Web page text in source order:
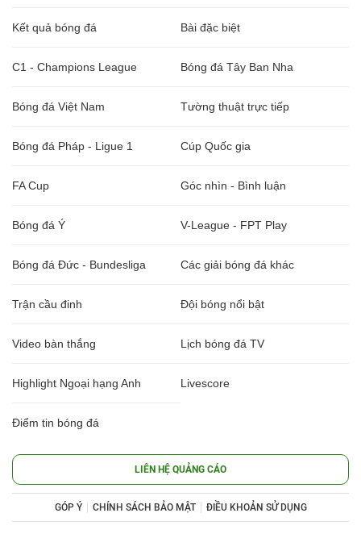
Kết quả bóng đá Bài đặc biệt
C1 - Champions League Bóng đá Tây Ban Nha
Bóng đá Việt Nam Tường thuật trực tiếp
Bóng đá Pháp - Ligue 1 Cúp Quốc gia
FA Cup Góc nhìn - Bình luận
Bóng đá Ý V-League - FPT Play
Bóng đá Đức - Bundesliga Các giải bóng đá khác
Trận cầu đinh Đội bóng nổi bật
Video bàn thắng Lịch bóng đá TV
Highlight Ngoại hạng Anh Livescore
Điểm tin bóng đá
LIÊN HỆ QUẢNG CÁO
GÓP Ý CHÍNH SÁCH BẢO MẬT ĐIỀU KHOẢN SỬ DỤNG